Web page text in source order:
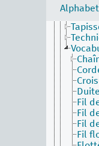
Duite
Fil
Fil
Fil
Fil